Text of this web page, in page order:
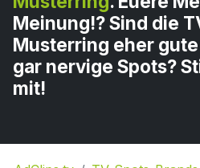
Meinung!? Sind die
Musterring eher
gar nervige Spots?
mit!